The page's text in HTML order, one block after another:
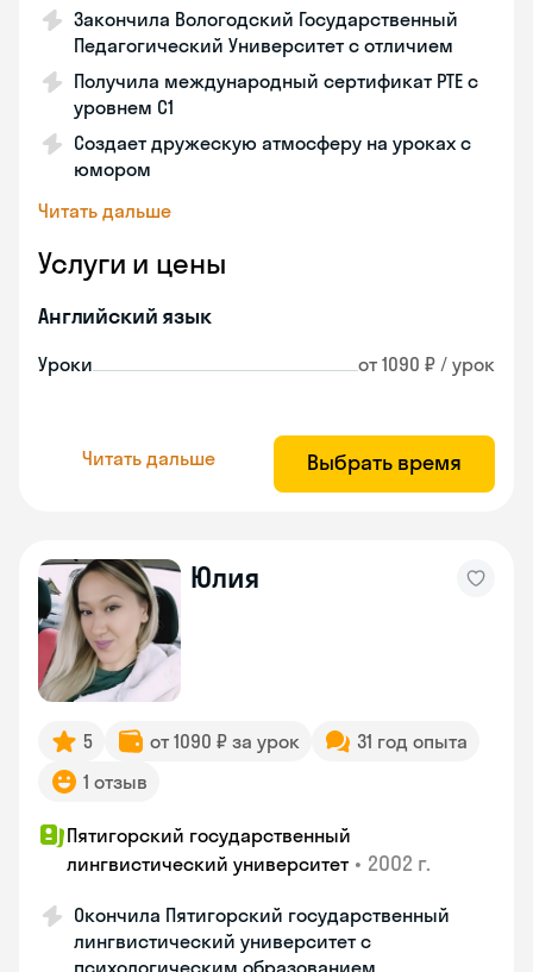
Закончила Вологодский Государственный
Педагогический Университет с отличием
Получила международный сертификат PTE с
уровнем C1
Создает дружескую атмосферу на уроках с
юмором
Читать дальше
Услуги и цены
Английский язык
Уроки от 1090 ₽ / урок
Читать дальше Выбрать время
Юлия
5 от 1090 ₽ за урок
31 год опыта
1 отзыв
Пятигорский государственный
лингвистический университет • 2002 г.
Окончила Пятигорский государственный
лингвистический университет с
психологическим образованием